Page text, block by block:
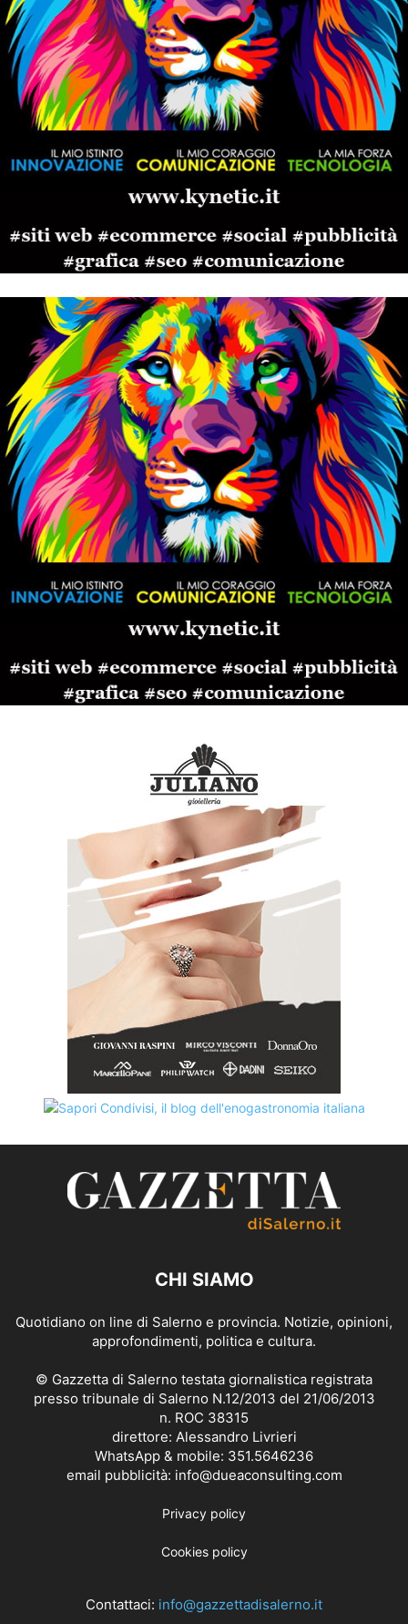
CHI SIAMO
Quotidiano on line di Salerno e provincia. Notizie, opinioni,
approfondimenti, politica e cultura.
© Gazzetta di Salerno testata giornalistica registrata
presso tribunale di Salerno N.12/2013 del 21/06/2013
n. ROC 38315
direttore: Alessandro Livrieri
WhatsApp & mobile: 351.5646236
email pubblicità: info@dueaconsulting.com
Privacy policy
Cookies policy
Contattaci: info@gazzettadisalerno.it